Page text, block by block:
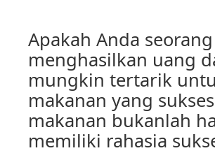
Apakah Anda
menghasilkan uang
mungkin tertarik
makanan yang
makanan bukanlah
memiliki rahasia